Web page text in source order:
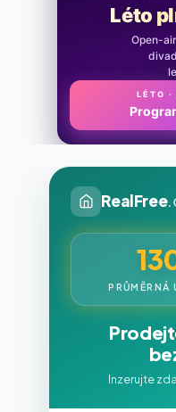
Léto
Open-
LÉTO ·
RealFree
PRŮMĚRNÁ
Inzerujte